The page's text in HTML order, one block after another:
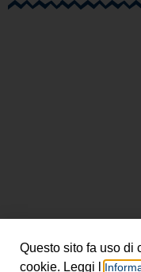
Questo sito fa uso di
cookie. Leggi l’